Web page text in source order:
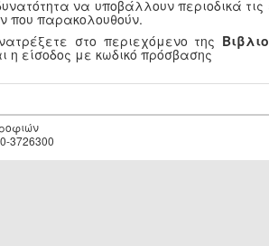
να υποβάλλουν περιοδικά
που παρακολουθούν.
στο περιεχόμενο της
η είσοδος με κωδικό πρόσβασης
3726300